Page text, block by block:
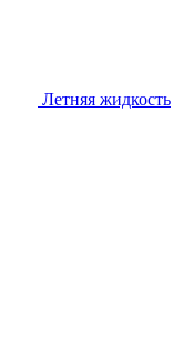
Летняя жидкость